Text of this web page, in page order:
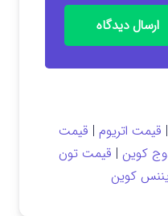
ارسال دیدگاه
| قیمت اتریوم | قیمت
کوین | قیمت تون
کوین